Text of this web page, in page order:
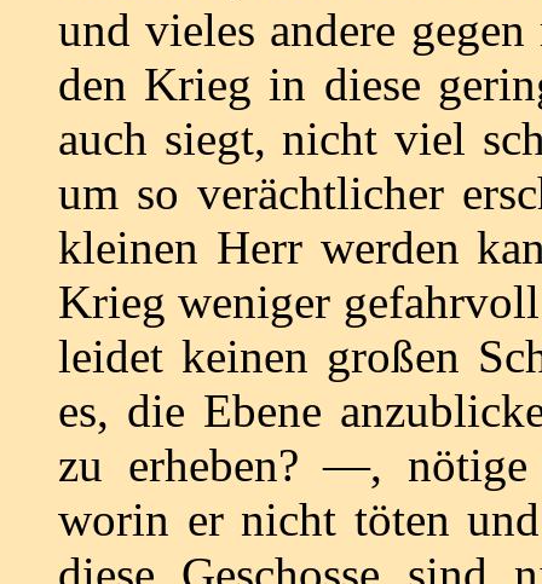
und vieles andere
den Krieg in diese
auch siegt, nicht viel
um so verächtlicher
kleinen Herr werden
Krieg weniger
leidet keinen großen
es, die Ebene
zu erheben? ―,
worin er nicht töten
diese Geschosse